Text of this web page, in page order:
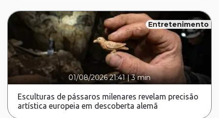
Entretenimento
01/08/2026 21:41 |3 min
Esculturas de pássaros milenares revelam precisão
artística europeia em descoberta alemã